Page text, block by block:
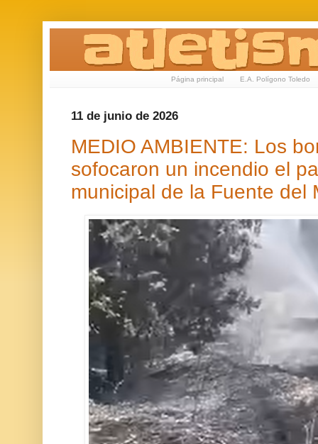
Página principal E.A. Polígono Toledo
11 de junio de 2026
MEDIO AMBIENTE: Los
sofocaron un incendio el
municipal de la Fuente del